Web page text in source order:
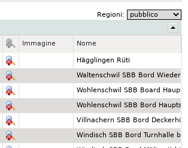
Regioni:
Immagine Nome
Hägglingen Rüti
Waltenschwil SBB Bord
Wohlenschwil SBB Board
Wohlenschwil SBB Bord
Villnachern SBB Bord
Windisch SBB Bord Turnhalle